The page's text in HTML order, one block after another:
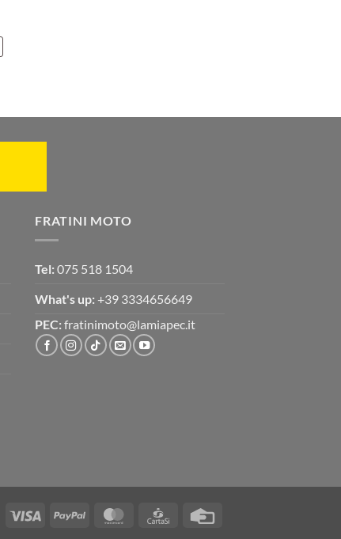
FRATINI MOTO
Tel: 075 518 1504
What's up: +39 3334656649
PEC: fratinimoto@lamiapec.it
Visa PayPal MasterCardCartaSi